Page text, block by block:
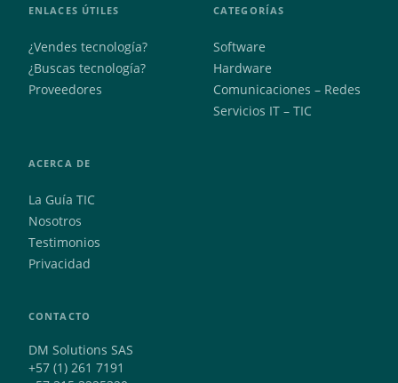
ENLACES ÚTILES
¿Vendes tecnología?
¿Buscas tecnología?
Proveedores
CATEGORÍAS
Software
Hardware
Comunicaciones – Redes
Servicios IT – TIC
ACERCA DE
La Guía TIC
Nosotros
Testimonios
Privacidad
CONTACTO
DM Solutions SAS
+57 (1) 261 7191